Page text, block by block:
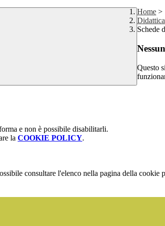
Home >
Didattica
Schede
Questo
e non è possibile disabilitarli.
la COOKIE POLICY.
consultare l'elenco nella pagina della cookie